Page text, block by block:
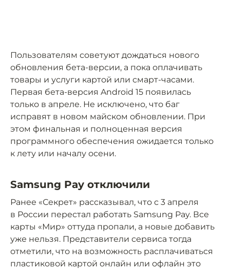
Пользователям советуют дождаться нового
обновления бета-версии, а пока оплачивать
товары и услуги картой или смарт-часами.
Первая бета-версия Android 15 появилась
только в апреле. Не исключено, что баг
исправят в новом майском обновлении. При
этом финальная и полноценная версия
программного обеспечения ожидается только
к лету или началу осени.
Samsung Pay отключили
Ранее «Секрет» рассказывал, что с 3 апреля
в России перестал работать Samsung Pay. Все
карты «Мир» оттуда пропали, а новые добавить
уже нельзя. Представители сервиса тогда
отметили, что на возможность расплачиваться
пластиковой картой онлайн или офлайн это